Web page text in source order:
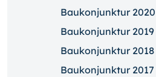
Baukonjunktur 2020
Baukonjunktur 2019
Baukonjunktur 2018
Baukonjunktur 2017